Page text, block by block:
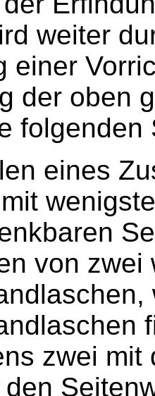
weiter
einer
der oben
folgenden
eines
von
zwei mit